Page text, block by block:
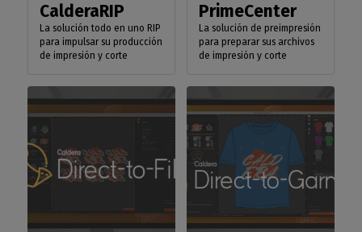
CalderaRIP
La solución todo en uno RIP
para impulsar su producción
de impresión y corte
PrimeCenter
La solución de preimpresión
para preparar sus archivos
de impresión y corte